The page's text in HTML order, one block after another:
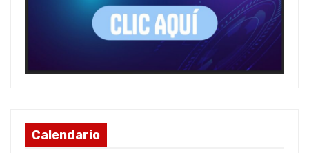
Calendario